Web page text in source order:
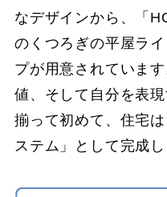
なデザインから、「
のくつろぎの平屋ラ
プが用意されていま
値、そして自分を表
揃って初めて、住宅
ステム」として完成し